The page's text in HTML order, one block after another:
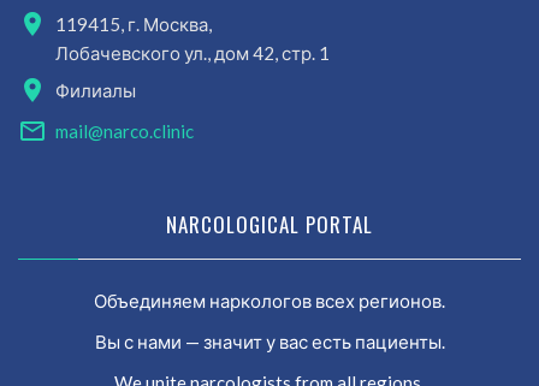
119415, г. Москва,
Лобачевского ул., дом 42, стр. 1
Филиалы
mail@narco.clinic
NARCOLOGICAL PORTAL
Объединяем наркологов всех регионов.
Вы с нами — значит у вас есть пациенты.